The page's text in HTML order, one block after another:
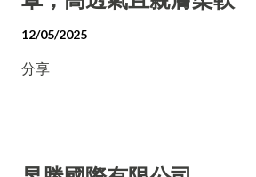
12/05/2025
分享